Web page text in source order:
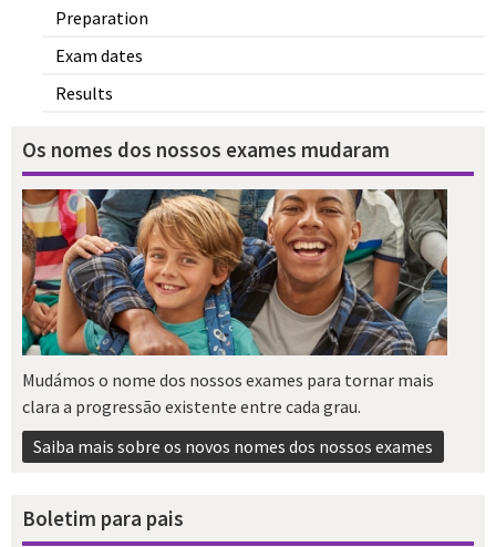
Preparation
Exam dates
Results
Os nomes dos nossos exames mudaram
Mudámos o nome dos nossos exames para tornar mais
clara a progressão existente entre cada grau.
Saiba mais sobre os novos nomes dos nossos exames
Boletim para pais